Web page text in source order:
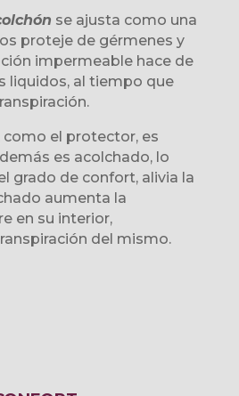
se ajusta como una
proteje de gérmenes y
impermeable hace de
liquidos, al tiempo que
como el protector, es
es acolchado, lo
grado de confort, alivia la
aumenta la
en su interior,
del mismo.